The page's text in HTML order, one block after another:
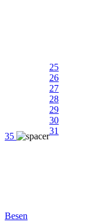
35
25
26
27
28
29
30
31
Besen